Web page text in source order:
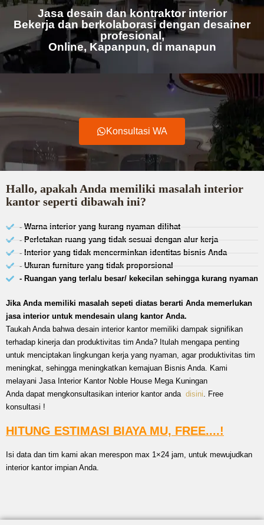
Jasa desain dan kontraktor interior
Bekerja dan berkolaborasi dengan desainer
profesional,
Online, Kapanpun, di manapun
Konsultasi WA
Hallo, apakah Anda memiliki masalah interior
kantor seperti dibawah ini?
- Warna interior yang kurang nyaman dilihat
- Perletakan ruang yang tidak sesuai dengan alur kerja
- Interior yang tidak mencerminkan identitas bisnis Anda
- Ukuran furniture yang tidak proporsional
- Ruangan yang terlalu besar/ kekecilan sehingga kurang nyaman
Jika Anda memiliki masalah sepeti diatas berarti Anda memerlukan
jasa interior untuk mendesain ulang kantor Anda.
Taukah Anda bahwa desain interior kantor memiliki dampak signifikan
terhadap kinerja dan produktivitas tim Anda? Itulah mengapa penting
untuk menciptakan lingkungan kerja yang nyaman, agar produktivitas tim
meningkat, sehingga meningkatkan kemajuan Bisnis Anda. Kami
melayani Jasa Interior Kantor Noble House Mega Kuningan
Anda dapat mengkonsultasikan interior kantor anda disini. Free
konsultasi !
HITUNG ESTIMASI BIAYA MU, FREE....!
Isi data dan tim kami akan merespon max 1×24 jam, untuk mewujudkan
interior kantor impian Anda.